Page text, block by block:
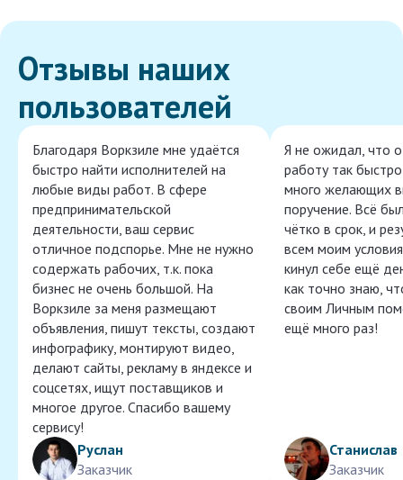
Отзывы наших
пользователей
Благодаря Воркзиле мне удаётся
быстро найти исполнителей на
любые виды работ. В сфере
предпринимательской
деятельности, ваш сервис
отличное подспорье. Мне не нужно
содержать рабочих, т.к. пока
бизнес не очень большой. На
Воркзиле за меня размещают
объявления, пишут тексты, создают
инфографику, монтируют видео,
делают сайты, рекламу в яндексе и
соцсетях, ищут поставщиков и
многое другое. Спасибо вашему
сервису!
Руслан
Заказчик
Я не ожидал, что
работу так
много желающих
поручение. Всё
чётко в срок, и
всем моим
кинул себе ещё
как точно знаю,
своим Личным
ещё много раз!
Станислав
Заказчик